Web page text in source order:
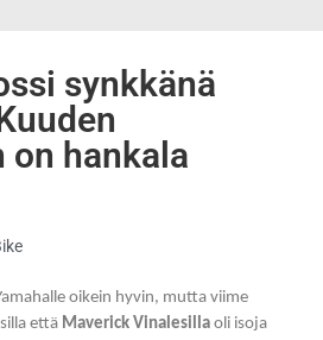
synkkänä
hankala
oikein hyvin, mutta viime
että Maverick Vinalesilla oli isoja